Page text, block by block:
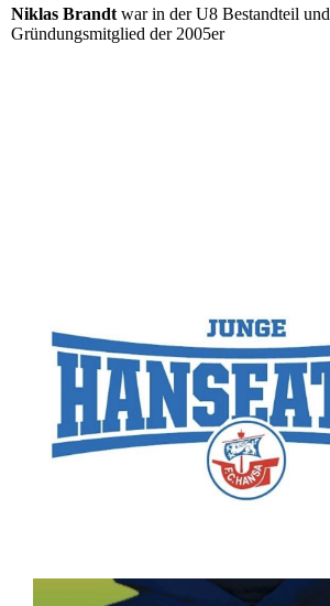
Niklas Brandt war in der U8 Bestandteil und
Gründungsmitglied der 2005er